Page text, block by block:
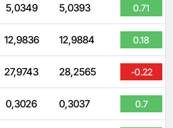
5,0349 5,0393 0.71
12,9836 12,9884 0.18
27,9743 28,2565 -0.22
0,3026 0,3037 0.7